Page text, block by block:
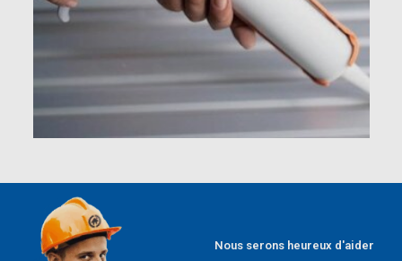
Nous serons heureux d'aider